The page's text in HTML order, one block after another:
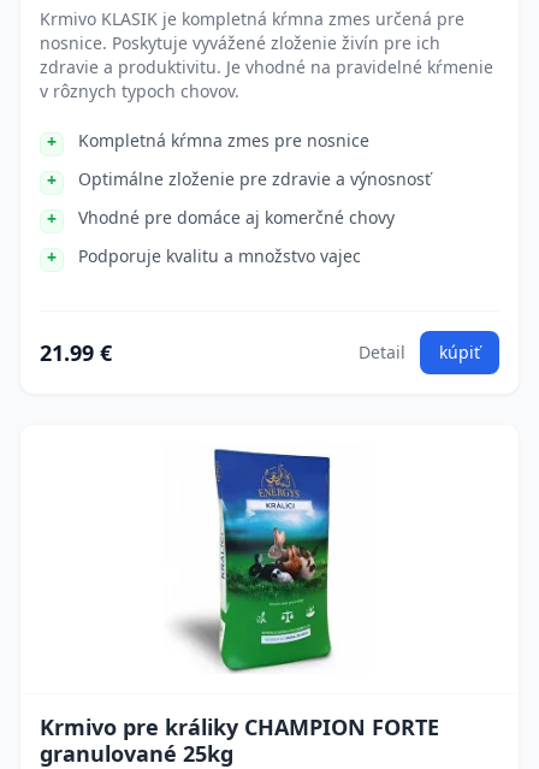
Krmivo KLASIK je kompletná kŕmna zmes určená pre
nosnice. Poskytuje vyvážené zloženie živín pre ich
zdravie a produktivitu. Je vhodné na pravidelné kŕmenie
v rôznych typoch chovov.
Kompletná kŕmna zmes pre nosnice
Optimálne zloženie pre zdravie a výnosnosť
Vhodné pre domáce aj komerčné chovy
Podporuje kvalitu a množstvo vajec
21.99 € Detail kúpiť
Krmivo pre králiky CHAMPION FORTE
granulované 25kg